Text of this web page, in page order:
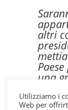
altri
una
Utilizziamo i
Web per